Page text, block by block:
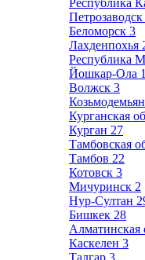
Республика
Петрозаводск
Беломорск 3
Лахденпохья
Республика
Йошкар-Ола
Волжск 3
Курганская
Курган 27
Тамбовская
Тамбов 22
Котовск 3
Мичуринск 2
Нур-Султан
Бишкек 28
Алматинская
Каскелен 3
Талгар 3